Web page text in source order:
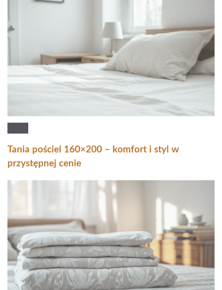
Tania pościel 160×200 – komfort i styl w
przystępnej cenie